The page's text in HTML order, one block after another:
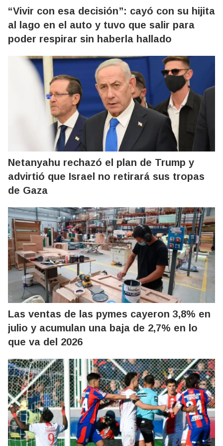
“Vivir con esa decisión”: cayó con su hijita
al lago en el auto y tuvo que salir para
poder respirar sin haberla hallado
Netanyahu rechazó el plan de Trump y
advirtió que Israel no retirará sus tropas
de Gaza
Las ventas de las pymes cayeron 3,8% en
julio y acumulan una baja de 2,7% en lo
que va del 2026